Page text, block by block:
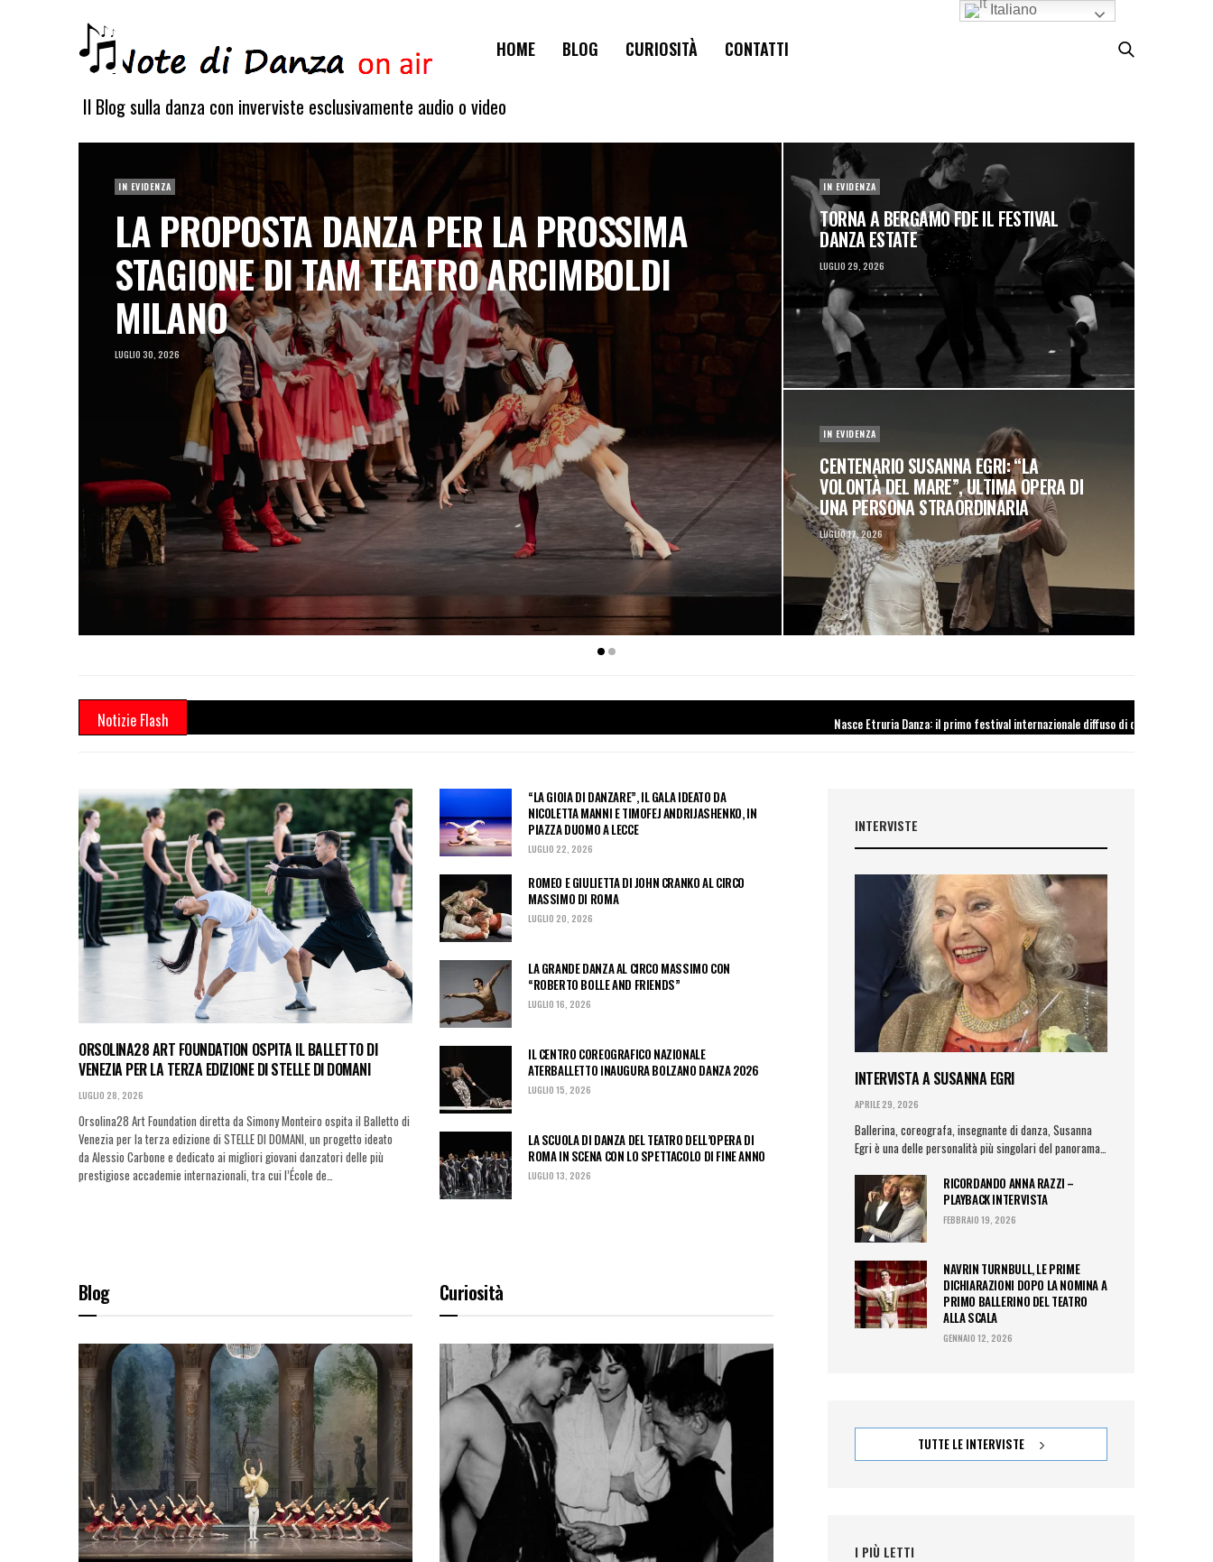
HOME BLOG CURIOSITÀ CONTATTI
Il Blog sulla danza con inverviste esclusivamente audio o video
IN EVIDENZA
LA PROPOSTA DANZA PER LA PROSSIMA
STAGIONE DI TAM TEATRO ARCIMBOLDI
MILANO
LUGLIO 30, 2026
IN EVIDENZA
TORNA A BERGAMO FDE IL FESTIVAL
DANZA ESTATE
LUGLIO 29, 2026
IN EVIDENZA
CENTENARIO SUSANNA EGRI: “LA
VOLONTÀ DEL MARE”, ULTIMA OPERA DI
UNA PERSONA STRAORDINARIA
LUGLIO 17, 2026
Notizie Flash Nasce Etruria Danza: il primo festival internazionale diffuso di danza contemporanea tra siti archeologici,
ORSOLINA28 ART FOUNDATION OSPITA IL BALLETTO DI
VENEZIA PER LA TERZA EDIZIONE DI STELLE DI DOMANI
LUGLIO 28, 2026
Orsolina28 Art Foundation diretta da Simony Monteiro ospita il Balletto di
Venezia per la terza edizione di STELLE DI DOMANI, un progetto ideato
da Alessio Carbone e dedicato ai migliori giovani danzatori delle più
prestigiose accademie internazionali, tra cui l’École de…
“LA GIOIA DI DANZARE”, IL GALA IDEATO DA
NICOLETTA MANNI E TIMOFEJ ANDRIJASHENKO, IN
PIAZZA DUOMO A LECCE
LUGLIO 22, 2026
ROMEO E GIULIETTA DI JOHN CRANKO AL CIRCO
MASSIMO DI ROMA
LUGLIO 20, 2026
LA GRANDE DANZA AL CIRCO MASSIMO CON
“ROBERTO BOLLE AND FRIENDS”
LUGLIO 16, 2026
IL CENTRO COREOGRAFICO NAZIONALE
ATERBALLETTO INAUGURA BOLZANO DANZA 2026
LUGLIO 15, 2026
LA SCUOLA DI DANZA DEL TEATRO DELL’OPERA DI
ROMA IN SCENA CON LO SPETTACOLO DI FINE ANNO
LUGLIO 13, 2026
Blog Curiosità
INTERVISTE
INTERVISTA A SUSANNA EGRI
APRILE 29, 2026
Ballerina, coreografa, insegnante di danza, Susanna
Egri è una delle personalità più singolari del panorama…
RICORDANDO ANNA RAZZI –
PLAYBACK INTERVISTA
FEBBRAIO 19, 2026
NAVRIN TURNBULL, LE PRIME
DICHIARAZIONI DOPO LA NOMINA A
PRIMO BALLERINO DEL TEATRO
ALLA SCALA
GENNAIO 12, 2026
TUTTE LE INTERVISTE
I PIÙ LETTI
Italiano